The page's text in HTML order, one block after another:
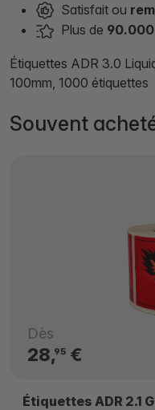
Satisfait ou
Plus de
Étiquettes ADR 3.0
100mm, 1000 étiquettes
Souvent
Dès
28,95€
Étiquettes ADR 2.1